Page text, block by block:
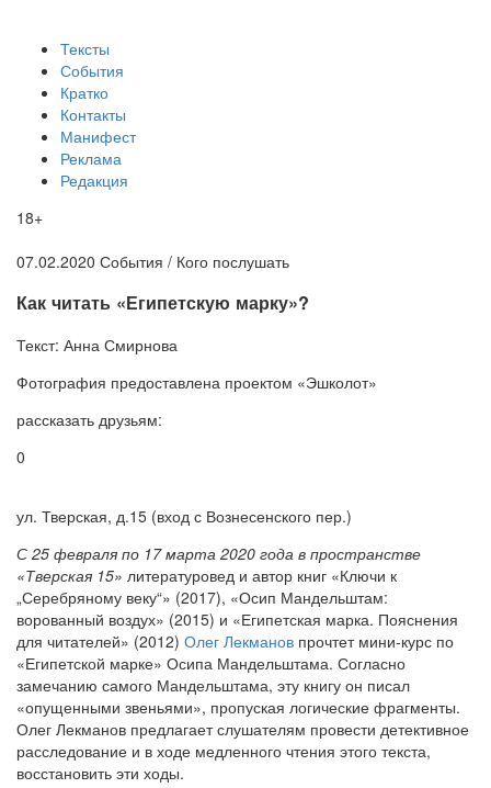
Тексты
События
Кратко
Контакты
Манифест
Реклама
Редакция
18+
07.02.2020 События / Кого послушать
​Как читать «Египетскую марку»?
Текст: Анна Смирнова
Фотография предоставлена проектом «Эшколот»
рассказать друзьям:
0
ул. Тверская, д.15 (вход с Вознесенского пер.)
С 25 февраля по 17 марта 2020 года в пространстве
«Тверская 15» литературовед и автор книг «Ключи к
„Серебряному веку“» (2017), «Осип Мандельштам:
ворованный воздух» (2015) и «Египетская марка. Пояснения
для читателей» (2012) Олег Лекманов прочтет мини-курс по
«Египетской марке» Осипа Мандельштама. Согласно
замечанию самого Мандельштама, эту книгу он писал
«опущенными звеньями», пропуская логические фрагменты.
Олег Лекманов предлагает слушателям провести детективное
расследование и в ходе медленного чтения этого текста,
восстановить эти ходы.